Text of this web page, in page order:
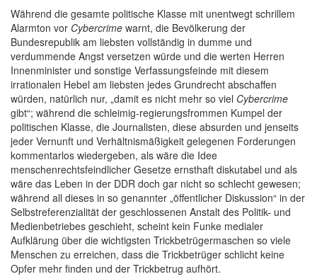
Während die gesamte politische Klasse mit unentwegt schrillem
Alarmton vor Cybercrime warnt, die Bevölkerung der
Bundesrepublik am liebsten vollständig in dumme und
verdummende Angst versetzen würde und die werten Herren
Innenminister und sonstige Verfassungsfeinde mit diesem
irrationalen Hebel am liebsten jedes Grundrecht abschaffen
würden, natürlich nur, „damit es nicht mehr so viel Cybercrime
gibt“; während die schleimig-regierungsfrommen Kumpel der
politischen Klasse, die Journalisten, diese absurden und jenseits
jeder Vernunft und Verhältnismäßigkeit gelegenen Forderungen
kommentarlos wiedergeben, als wäre die Idee
menschenrechtsfeindlicher Gesetze ernsthaft diskutabel und als
wäre das Leben in der DDR doch gar nicht so schlecht gewesen;
während all dieses in so genannter „öffentlicher Diskussion“ in der
Selbstreferenzialität der geschlossenen Anstalt des Politik- und
Medienbetriebes geschieht, scheint kein Funke medialer
Aufklärung über die wichtigsten Trickbetrügermaschen so viele
Menschen zu erreichen, dass die Trickbetrüger schlicht keine
Opfer mehr finden und der Trickbetrug aufhört.